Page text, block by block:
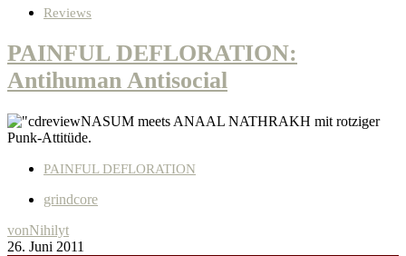
Reviews
PAINFUL DEFLORATION:
Antihuman Antisocial
NASUM meets ANAAL NATHRAKH mit rotziger
Punk-Attitüde.
PAINFUL DEFLORATION
grindcore
vonNihilyt
26. Juni 2011